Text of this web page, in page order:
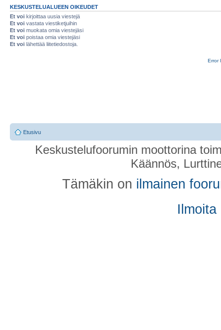
KESKUSTELUALUEEN OIKEUDET
Et voi kirjoittaa uusia viestejä
Et voi vastata viestiketjuihin
Et voi muokata omia viestejäsi
Et voi poistaa omia viestejäsi
Et voi lähettää liitetiedostoja.
Error
Etusivu
Keskustelufoorumin moottorina
Käännös,
Tämäkin on ilmainen